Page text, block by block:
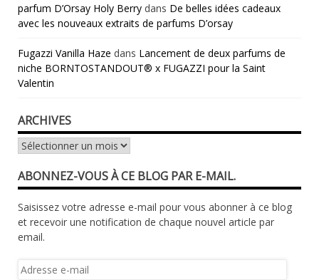
parfum D’Orsay Holy Berry dans De belles idées cadeaux
avec les nouveaux extraits de parfums D’orsay
Fugazzi Vanilla Haze dans Lancement de deux parfums de
niche BORNTOSTANDOUT® x FUGAZZI pour la Saint
Valentin
ARCHIVES
Archives
ABONNEZ-VOUS À CE BLOG PAR E-MAIL.
Saisissez votre adresse e-mail pour vous abonner à ce blog
et recevoir une notification de chaque nouvel article par
email.
Adresse